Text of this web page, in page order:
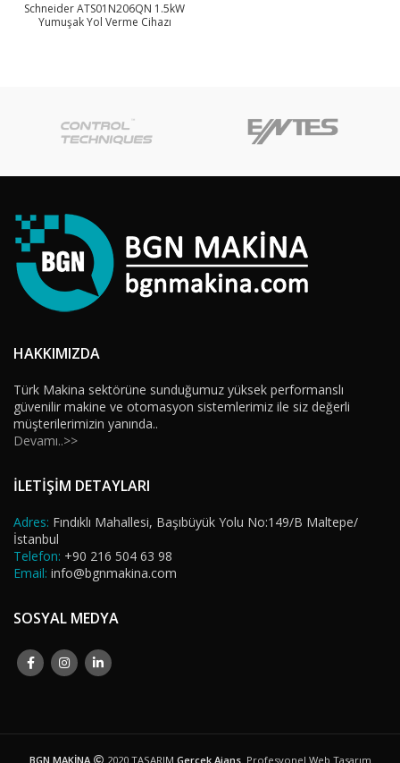
Schneider ATS01N206QN 1.5kW
Yumuşak Yol Verme Cihazı
HAKKIMIZDA
Türk Makina sektörüne sunduğumuz yüksek performanslı
güvenilir makine ve otomasyon sistemlerimiz ile siz değerli
müşterilerimizin yanında..
Devamı..>>
İLETİŞİM DETAYLARI
Adres: Fındıklı Mahallesi, Başıbüyük Yolu No:149/B Maltepe/
İstanbul
Telefon: +90 216 504 63 98
Email: info@bgnmakina.com
SOSYAL MEDYA
BGN MAKİNA 2020 TASARIM Gerçek Ajans. Profesyonel Web Tasarım